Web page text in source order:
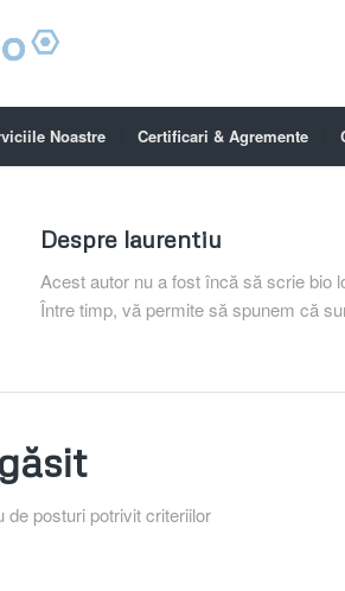
Noastre Certificari & Agremente
Despre laurentiu
Acest autor nu a fost încă să scrie bio
Între timp, vă permite să spunem că
de posturi potrivit criteriilor